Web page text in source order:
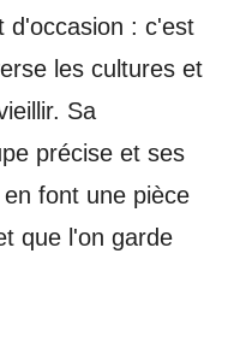
d'occasion : c'est
les cultures et
Sa
précise et ses
font une pièce
que l'on garde